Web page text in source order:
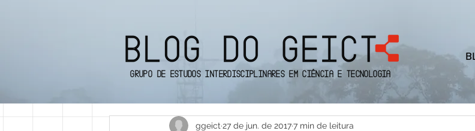
Grupo de Estudos Interdisciplinares em Ciência e Tecnologia
ggeict 27 de jun. de 20177 min de leitura